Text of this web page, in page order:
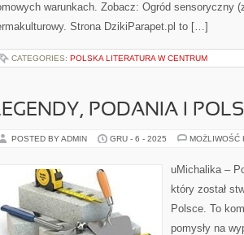
warunkach. Zobacz: Ogród sensoryczny
Strona DzikiParapet.pl to […]
CATEGORIES: POLSKA LITERATURA W CENTRUM
PODANIA I
POSTED BY ADMIN GRU - 6 - 2025 MOŻLIWOŚĆ
uMichalika –
który został
Polsce. To
pomysły na